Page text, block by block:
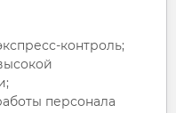
контроль;
персонала